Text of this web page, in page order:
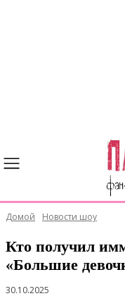
Домой Новости шоу
Кто получил
«Большие
30.10.2025